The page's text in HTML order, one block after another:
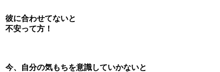
彼に合わせてないと
不安って方！
今、自分の気もちを意識していかないと